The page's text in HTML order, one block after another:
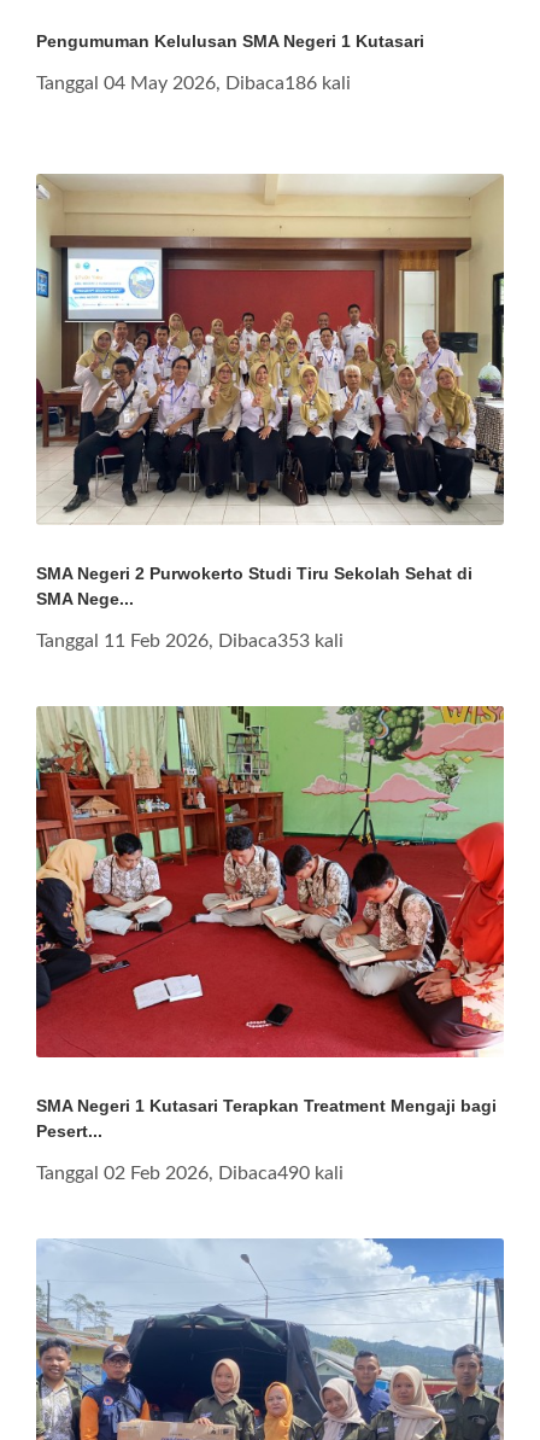
Pengumuman Kelulusan SMA Negeri 1 Kutasari
Tanggal 04 May 2026, Dibaca186 kali
SMA Negeri 2 Purwokerto Studi Tiru Sekolah Sehat di
SMA Nege...
Tanggal 11 Feb 2026, Dibaca353 kali
SMA Negeri 1 Kutasari Terapkan Treatment Mengaji bagi
Pesert...
Tanggal 02 Feb 2026, Dibaca490 kali